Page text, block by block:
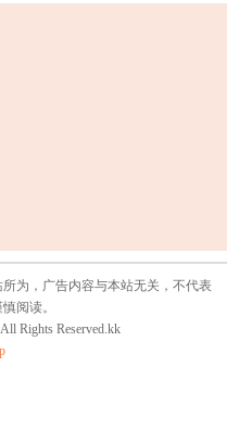
为，广告内容与本站无关，不代表
阅读。
Rights Reserved.kk